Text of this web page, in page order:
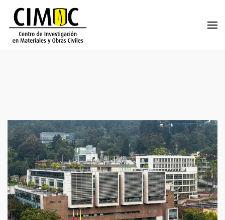
Skip to main content